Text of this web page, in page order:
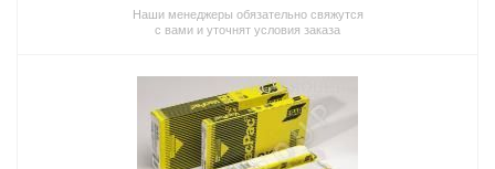
Наши менеджеры обязательно свяжутся
с вами и уточнят условия заказа